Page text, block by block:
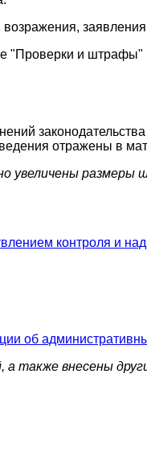
"Проверки и
законодательства
отражены в
увеличены размеры
контроля и
об
также внесены